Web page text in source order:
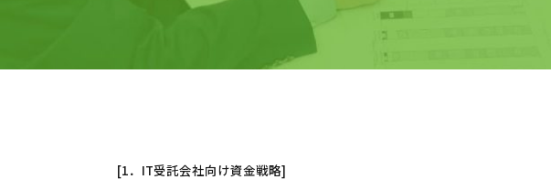
[1．IT受託会社向け資金戦略]
プライバシーポリシー